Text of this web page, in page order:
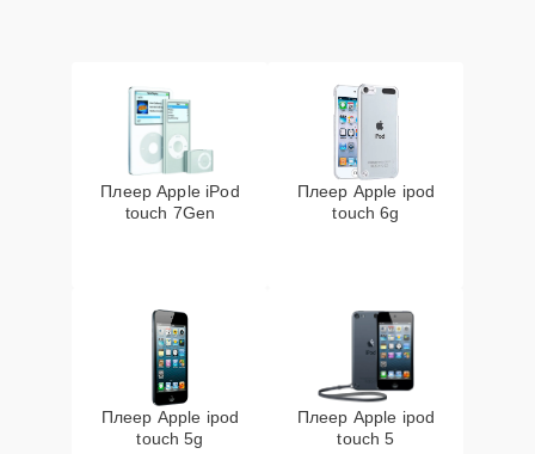
Плеер Apple iPod
touch 7Gen
Плеер Apple ipod
touch 6g
Плеер Apple ipod
touch 5g
Плеер Apple ipod
touch 5